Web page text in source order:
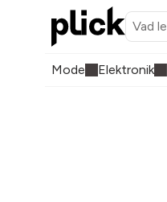
Mode Elektronik